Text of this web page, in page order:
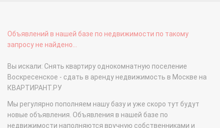
Объявлений в нашей базе по недвижимости по такому
запросу не найдено...
Вы искали: Снять квартиру однокомнатную поселение
Воскресенское - сдать в аренду недвижимость в Москве на
КВАРТИРАНТ.РУ
Мы регулярно пополняем нашу базу и уже скоро тут будут
новые объявления. Объявления в нашей базе по
недвижимости наполняются вручную собственниками и